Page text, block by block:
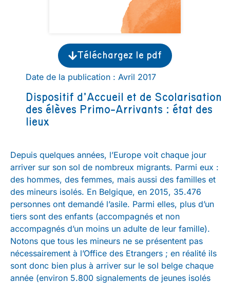
Téléchargez le pdf
Date de la publication : Avril 2017
Dispositif d’Accueil et de Scolarisation
des élèves Primo-Arrivants : état des
lieux
Depuis quelques années, l’Europe voit chaque jour
arriver sur son sol de nombreux migrants. Parmi eux :
des hommes, des femmes, mais aussi des familles et
des mineurs isolés. En Belgique, en 2015, 35.476
personnes ont demandé l’asile. Parmi elles, plus d’un
tiers sont des enfants (accompagnés et non
accompagnés d’un moins un adulte de leur famille).
Notons que tous les mineurs ne se présentent pas
nécessairement à l’Office des Etrangers ; en réalité ils
sont donc bien plus à arriver sur le sol belge chaque
année (environ 5.800 signalements de jeunes isolés